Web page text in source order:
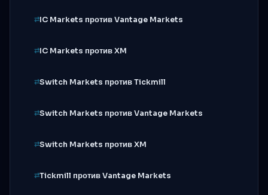
IC Markets против Vantage Markets
IC Markets против XM
Switch Markets против Tickmill
Switch Markets против Vantage Markets
Switch Markets против XM
Tickmill против Vantage Markets